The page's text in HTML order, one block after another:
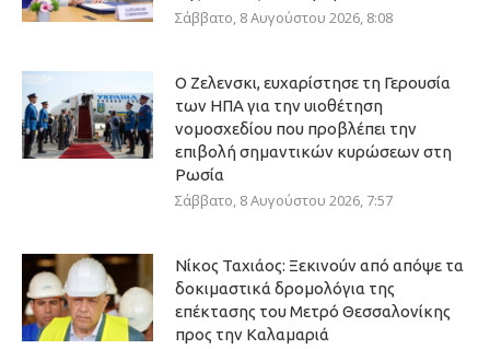
Σάββατο, 8 Αυγούστου 2026, 8:08
Ο Ζελενσκι, ευχαρίστησε τη Γερουσία
των ΗΠΑ για την υιοθέτηση
νομοσχεδίου που προβλέπει την
επιβολή σημαντικών κυρώσεων στη
Ρωσία
Σάββατο, 8 Αυγούστου 2026, 7:57
Νίκος Ταχιάος: Ξεκινούν από απόψε τα
δοκιμαστικά δρομολόγια της
επέκτασης του Μετρό Θεσσαλονίκης
προς την Καλαμαριά